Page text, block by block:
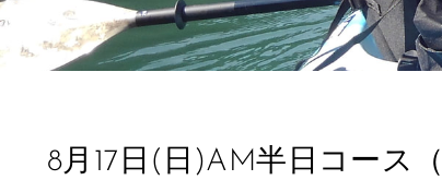
8月17日(日)AM半日コース